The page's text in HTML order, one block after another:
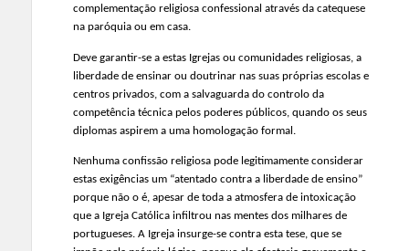
complementação religiosa confessional através da catequese
na paróquia ou em casa.
Deve garantir-se a estas Igrejas ou comunidades religiosas, a
liberdade de ensinar ou doutrinar nas suas próprias escolas e
centros privados, com a salvaguarda do controlo da
competência técnica pelos poderes públicos, quando os seus
diplomas aspirem a uma homologação formal.
Nenhuma confissão religiosa pode legitimamente considerar
estas exigências um “atentado contra a liberdade de ensino”
porque não o é, apesar de toda a atmosfera de intoxicação
que a Igreja Católica infiltrou nas mentes dos milhares de
portugueses. A Igreja insurge-se contra esta tese, que se